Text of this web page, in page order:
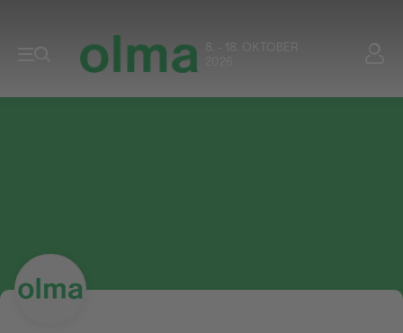
8. - 18. OKTOBER